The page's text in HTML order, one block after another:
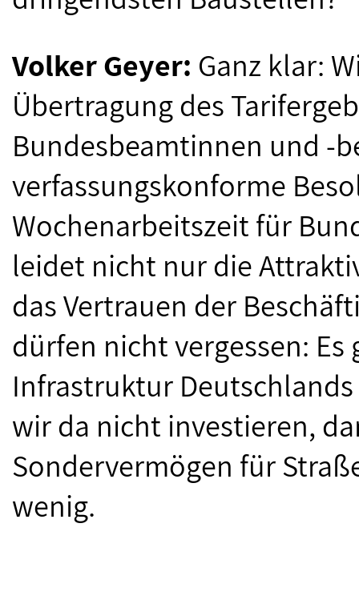
Volker Geyer: Ganz klar:
Übertragung des
Bundesbeamtinnen und -
verfassungskonforme
Wochenarbeitszeit für
leidet nicht nur die
das Vertrauen der
dürfen nicht vergessen:
Infrastruktur
wir da nicht investieren,
Sondervermögen für
wenig.